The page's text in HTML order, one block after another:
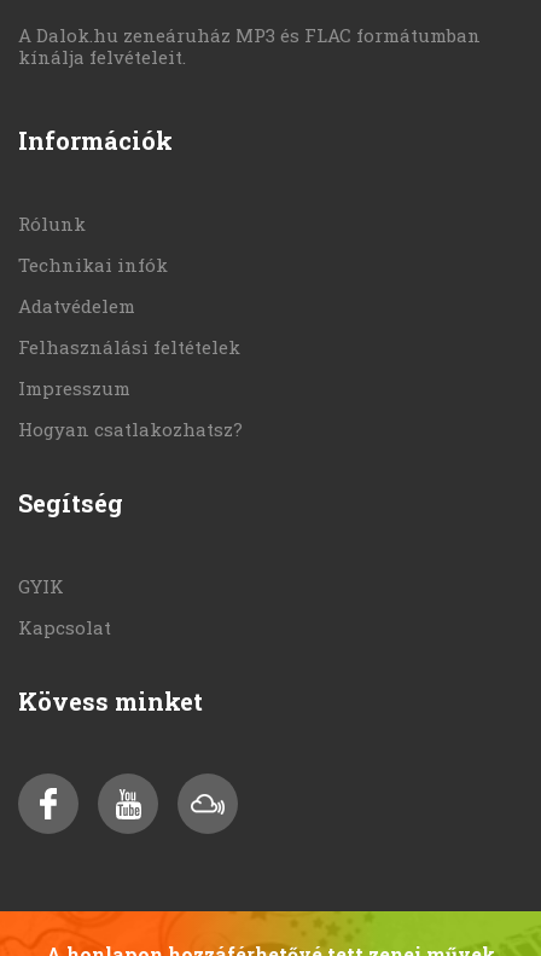
A Dalok.hu zeneáruház MP3 és FLAC formátumban
kínálja felvételeit.
Információk
Rólunk
Technikai infók
Adatvédelem
Felhasználási feltételek
Impresszum
Hogyan csatlakozhatsz?
Segítség
GYIK
Kapcsolat
Kövess minket